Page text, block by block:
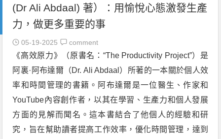
(Dr Ali Abdaal) 著）：用愉悅心態激發生產
力，做更多重要的事
05-19-2025 comment
《高效原力》（原書名：“The Productivity Project”）是
阿裏·阿布達爾（Dr. Ali Abdaal）所著的一本關於個人效
率和時間管理的書籍。阿布達爾是一位醫生、作家和
YouTube內容創作者，以其在學習、生產力和個人發展
方面的見解而聞名。這本書結合了他個人的經驗和研
究，旨在幫助讀者提高工作效率，優化時間管理，達到